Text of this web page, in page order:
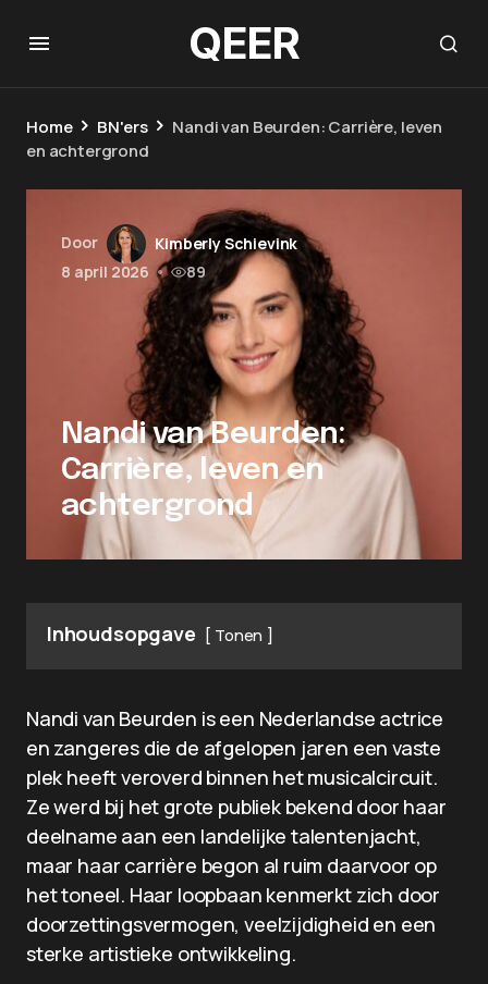
QEER
Home BN'ers
Nandi van Beurden: Carrière, leven
en achtergrond
Door
Kimberly Schievink
8 april 2026 • 89
Nandi van Beurden:
Carrière, leven en
achtergrond
Inhoudsopgave Tonen
Nandi van Beurden is een Nederlandse actrice
en zangeres die de afgelopen jaren een vaste
plek heeft veroverd binnen het musicalcircuit.
Ze werd bij het grote publiek bekend door haar
deelname aan een landelijke talentenjacht,
maar haar carrière begon al ruim daarvoor op
het toneel. Haar loopbaan kenmerkt zich door
doorzettingsvermogen, veelzijdigheid en een
sterke artistieke ontwikkeling.